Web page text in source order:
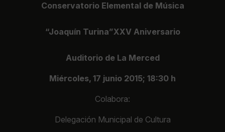
Conservatorio Elemental de Música
“Joaquín Turina”XXV Aniversario
Auditorio de La Merced
Miércoles, 17 junio 2015; 18:30 h
Colabora:
Delegación Municipal de Cultura